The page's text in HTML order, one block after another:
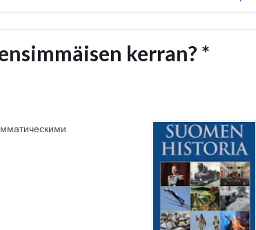
kerran? *